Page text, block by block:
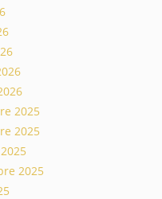
2025
2025
2025